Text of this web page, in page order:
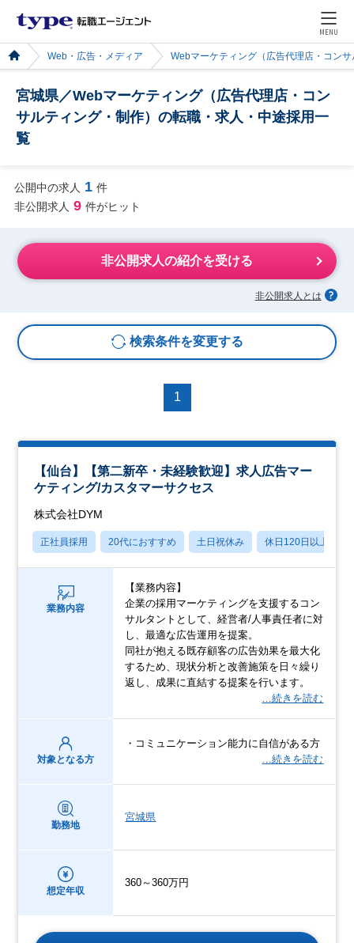
MENU
Web・広告・メディア Webマーケティング（広告代理店・コン
宮城県／Webマーケティング（広告代理店・コン
サルティング・制作）の転職・求人・中途採用一
覧
公開中の求人 1 件
非公開求人 9 件がヒット
非公開求人の紹介を受ける
非公開求人とは
検索条件を変更する
1
【仙台】【第二新卒・未経験歓迎】求人広告マー
ケティング/カスタマーサクセス
株式会社DYM
正社員採用 20代におすすめ 土日祝休み 休日120日以上
業務内容
【業務内容】
企業の採用マーケティングを支援するコン
サルタントとして、経営者/人事責任者に対
し、最適な広告運用を提案。
同社が抱える既存顧客の広告効果を最大化
するため、現状分析と改善施策を日々繰り
返し、成果に直結する提案を行います。
…続きを読む
対象となる方
・コミュニケーション能力に自信がある方
…続きを読む
勤務地
宮城県
想定年収
360～360万円